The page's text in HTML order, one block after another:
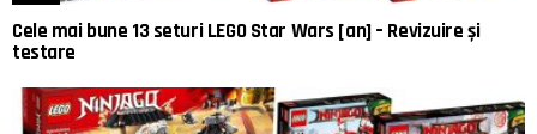
Cele mai bune 13 seturi LEGO Star Wars [an] – Revizuire și
testare